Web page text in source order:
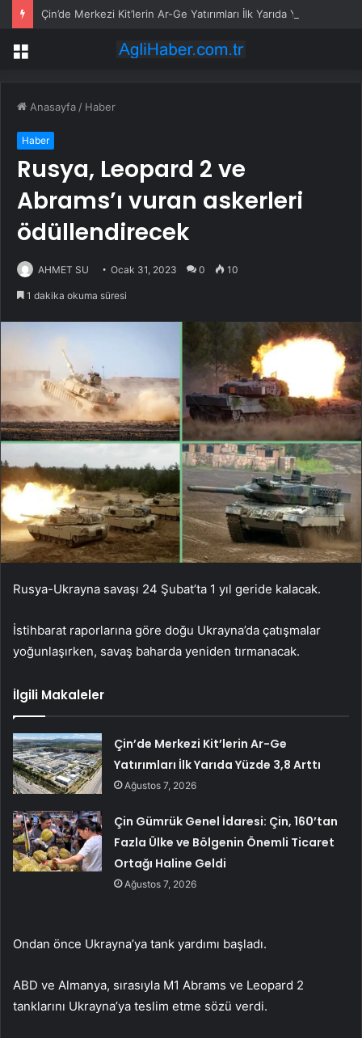
Menü
Anasayfa / Haber
Haber
Rusya, Leopard 2 ve
Abrams’ı vuran askerleri
ödüllendirecek
AHMET SU Ocak 31, 2023 0 10
1 dakika okuma süresi
Rusya-Ukrayna savaşı 24 Şubat’ta 1 yıl geride kalacak.
İstihbarat raporlarına göre doğu Ukrayna’da çatışmalar
yoğunlaşırken, savaş baharda yeniden tırmanacak.
İlgili Makaleler
Çin’de Merkezi Kit’lerin Ar-Ge
Yatırımları İlk Yarıda Yüzde 3,8 Arttı
Ağustos 7, 2026
Çin Gümrük Genel İdaresi: Çin, 160’tan
Fazla Ülke ve Bölgenin Önemli Ticaret
Ortağı Haline Geldi
Ağustos 7, 2026
Ondan önce Ukrayna’ya tank yardımı başladı.
ABD ve Almanya, sırasıyla M1 Abrams ve Leopard 2
tanklarını Ukrayna’ya teslim etme sözü verdi.